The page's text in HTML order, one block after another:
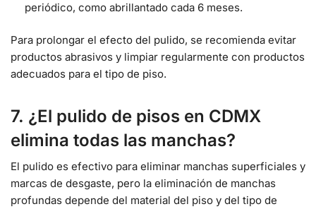
periódico, como abrillantado cada 6 meses.
Para prolongar el efecto del pulido, se recomienda evitar
productos abrasivos y limpiar regularmente con productos
adecuados para el tipo de piso.
7. ¿El pulido de pisos en CDMX
elimina todas las manchas?
El pulido es efectivo para eliminar manchas superficiales y
marcas de desgaste, pero la eliminación de manchas
profundas depende del material del piso y del tipo de